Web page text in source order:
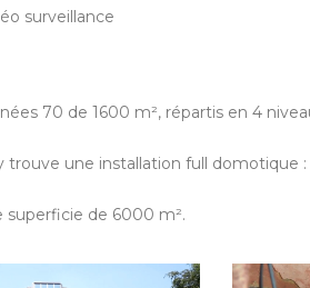
surveillance
70 de 1600 m², répartis en 4
une installation full domotique
superficie de 6000 m².